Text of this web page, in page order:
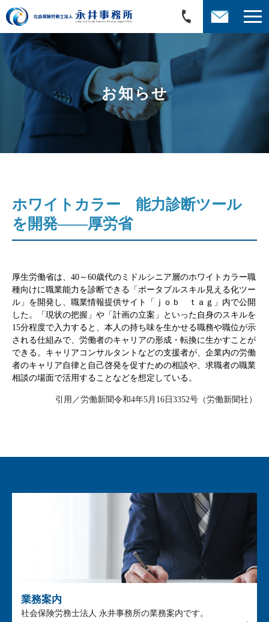
お知らせ
ホワイトカラー 能力診断ツール
を開発――厚労省
厚生労働省は、40～60歳代のミドルシニア層のホワイトカラー職
種向けに職業能力を診断できる「ポータブルスキル見える化ツー
ル」を開発し、職業情報提供サイト「ｊｏｂ ｔａｇ」内で公開
した。「現状の把握」や「計画の立案」といった自身のスキルを
15分程度で入力すると、本人の持ち味を生かせる職務や職位が示
される仕組みで、労働者のキャリアの形成・転換に生かすことが
できる。キャリアコンサルタントなどの支援者が、企業内の労働
者のキャリア自律と自己啓発を促すための相談や、求職者の職業
相談の場面で活用することなどを想定している。
引用／労働新聞令和4年5月16日3352号（労働新聞社）
業務案内
社会保険労務士法人 永井事務所の業務案内です。